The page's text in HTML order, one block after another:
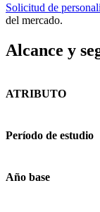
Solicitud de
del mercado.
Alcance y
ATRIBUTO
Período de estudio
Año base